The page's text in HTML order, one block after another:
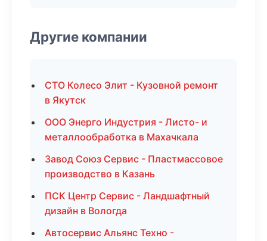
Другие компании
СТО Колесо Элит - Кузовной ремонт
в Якутск
ООО Энерго Индустрия - Листо- и
металлообработка в Махачкала
Завод Союз Сервис - Пластмассовое
производство в Казань
ПСК Центр Сервис - Ландшафтный
дизайн в Вологда
Автосервис Альянс Техно -